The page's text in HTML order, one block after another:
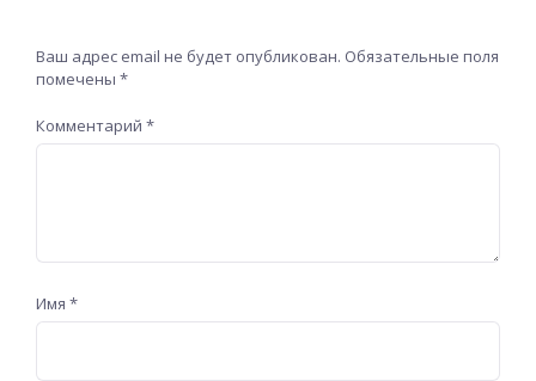
Ваш адрес email не будет опубликован. Обязательные поля
помечены *
Комментарий *
Имя *